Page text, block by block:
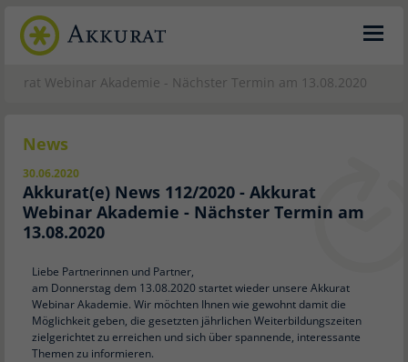
Webinar Akademie - Nächster Termin am 13.08.2020
News
30.06.2020
Akkurat(e) News 112/2020 - Akkurat
Webinar Akademie - Nächster Termin am
13.08.2020
Liebe Partnerinnen und Partner,
am Donnerstag dem 13.08.2020 startet wieder unsere Akkurat
Webinar Akademie. Wir möchten Ihnen wie gewohnt damit die
Möglichkeit geben, die gesetzten jährlichen Weiterbildungszeiten
zielgerichtet zu erreichen und sich über spannende, interessante
Themen zu informieren.